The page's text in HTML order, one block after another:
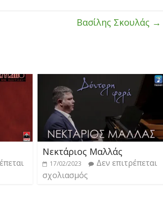
Βασίλης Σκουλάς →
Νεκτάριος Μαλλάς
17/02/2023
Δεν επιτρέπεται
σχολιασμός